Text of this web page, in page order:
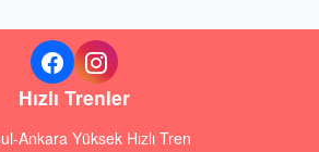
Hızlı Trenler
Ankara Yüksek Hızlı Tren